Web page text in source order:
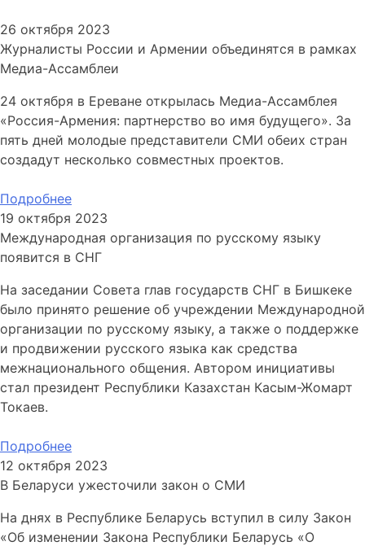
26 октября 2023
Журналисты России и Армении объединятся в рамках
Медиа-Ассамблеи
24 октября в Ереване открылась Медиа-Ассамблея
«Россия-Армения: партнерство во имя будущего». За
пять дней молодые представители СМИ обеих стран
создадут несколько совместных проектов.
Подробнее
19 октября 2023
Международная организация по русскому языку
появится в СНГ
На заседании Совета глав государств СНГ в Бишкеке
было принято решение об учреждении Международной
организации по русскому языку, а также о поддержке
и продвижении русского языка как средства
межнационального общения. Автором инициативы
стал президент Республики Казахстан Касым-Жомарт
Токаев.
Подробнее
12 октября 2023
В Беларуси ужесточили закон о СМИ
На днях в Республике Беларусь вступил в силу Закон
«Об изменении Закона Республики Беларусь «О